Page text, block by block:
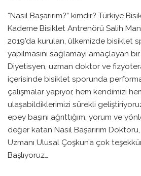
“Nasıl Başarırım?” kimdir? Türkiye
Kademe Bisiklet Antrenörü Salih
2019’da kurulan, ülkemizde bisiklet
yapılmasını sağlamayı amaçlayan
Diyetisyen, uzman doktor ve
içerisinde bisiklet sporunda
çalışmalar yapıyor, hem kendimizi
ulaşabildiklerimizi sürekli
epey başını ağrıttığım, yorum ve
değer katan Nasıl Başarırım
Uzmanı Ulusal Çoşkun’a çok
Başlıyoruz…